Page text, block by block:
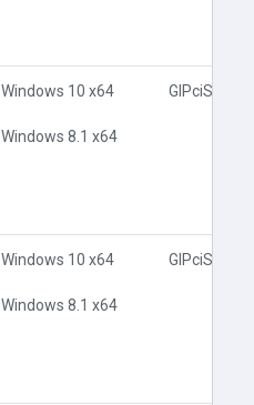
Windows 10 x64
Windows 8.1 x64
GlPciSD.inf
Windows 10 x64
Windows 8.1 x64
GlPciSD.inf